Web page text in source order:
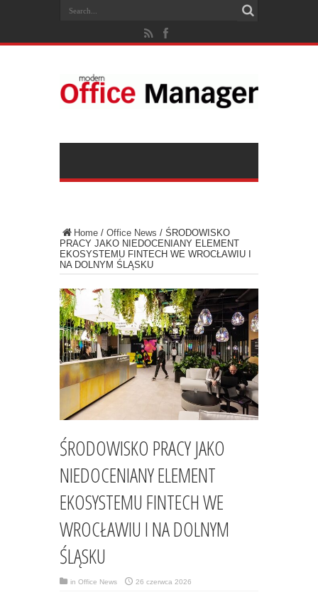
Home / Office News / ŚRODOWISKO
PRACY JAKO NIEDOCENIANY ELEMENT
EKOSYSTEMU FINTECH WE WROCŁAWIU I
NA DOLNYM ŚLĄSKU
ŚRODOWISKO PRACY JAKO
NIEDOCENIANY ELEMENT
EKOSYSTEMU FINTECH WE
WROCŁAWIU I NA DOLNYM
ŚLĄSKU
in Office News 26 czerwca 2026